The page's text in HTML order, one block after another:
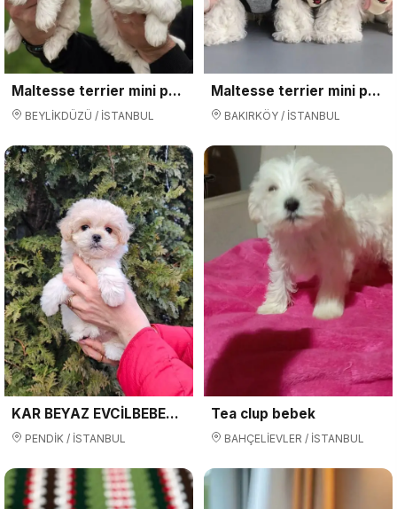
Maltesse terrier mini puppy boy yavrular
BEYLİKDÜZÜ / İSTANBUL
Maltesse terrier mini puppy boy yavrular
BAKIRKÖY / İSTANBUL
KAR BEYAZ EVCİLBEBEKLER EV ÜRETİMİ MALTESSE TERRİER
PENDİK / İSTANBUL
Tea clup bebek
BAHÇELİEVLER / İSTANBUL